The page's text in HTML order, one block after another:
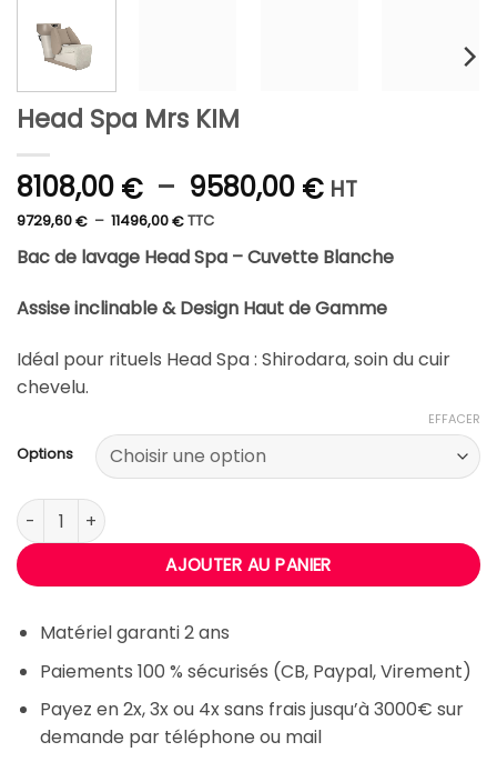
Head Spa Mrs KIM
8108,00 € – 9580,00 €Plage
prix :
8108,00 €
à
9580,00 €
HT
9729,60€ – 11496,00€
Plage
de
9729,60 €
à
TTC
Bac de lavage Head Spa – Cuvette Blanche
Assise inclinable & Design Haut de Gamme
Idéal pour rituels Head Spa : Shirodara, soin du cuir
chevelu.
Options
EFFACER
quantité de Head Spa Mrs KIM
AJOUTER AU PANIER
Matériel garanti 2 ans
Paiements 100 % sécurisés (CB, Paypal, Virement)
Payez en 2x, 3x ou 4x sans frais jusqu’à 3000€ sur
demande par téléphone ou mail